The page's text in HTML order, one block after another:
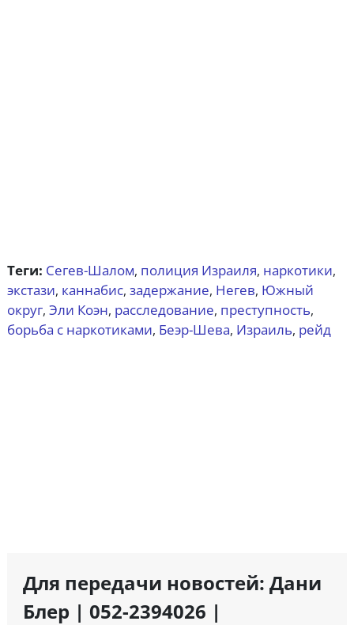
Теги: Сегев-Шалом, полиция Израиля, наркотики,
экстази, каннабис, задержание, Негев, Южный
округ, Эли Коэн, расследование, преступность,
борьба с наркотиками, Беэр-Шева, Израиль, рейд
Для передачи новостей: Дани
Блер | 052-2394026 |